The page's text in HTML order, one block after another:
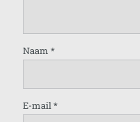
Naam *
E-mail*